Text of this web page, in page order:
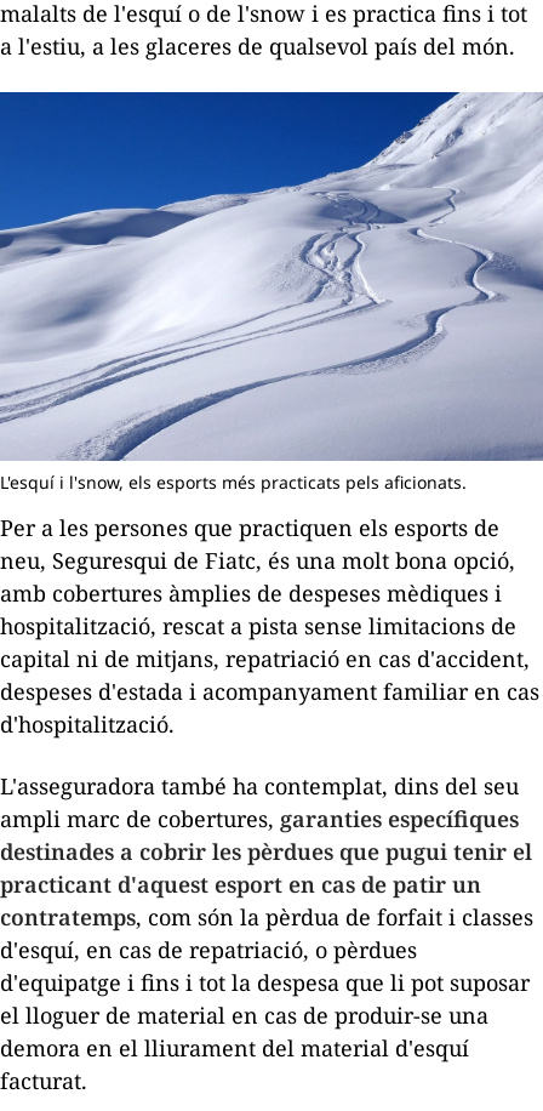
malalts de l'esquí o de l'snow i es practica fins i tot
a l'estiu, a les glaceres de qualsevol país del món.
L'esquí i l'snow, els esports més practicats pels aficionats.
Per a les persones que practiquen els esports de
neu, Seguresqui de Fiatc, és una molt bona opció,
amb cobertures àmplies de despeses mèdiques i
hospitalització, rescat a pista sense limitacions de
capital ni de mitjans, repatriació en cas d'accident,
despeses d'estada i acompanyament familiar en cas
d'hospitalització.
L'asseguradora també ha contemplat, dins del seu
ampli marc de cobertures, garanties específiques
destinades a cobrir les pèrdues que pugui tenir el
practicant d'aquest esport en cas de patir un
contratemps, com són la pèrdua de forfait i classes
d'esquí, en cas de repatriació, o pèrdues
d'equipatge i fins i tot la despesa que li pot suposar
el lloguer de material en cas de produir-se una
demora en el lliurament del material d'esquí
facturat.